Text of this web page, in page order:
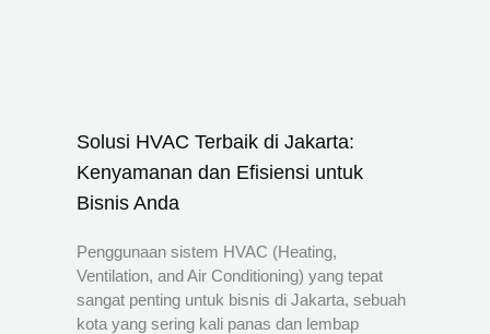
Solusi HVAC Terbaik di Jakarta:
Kenyamanan dan Efisiensi untuk
Bisnis Anda
Penggunaan sistem HVAC (Heating,
Ventilation, and Air Conditioning) yang tepat
sangat penting untuk bisnis di Jakarta, sebuah
kota yang sering kali panas dan lembap